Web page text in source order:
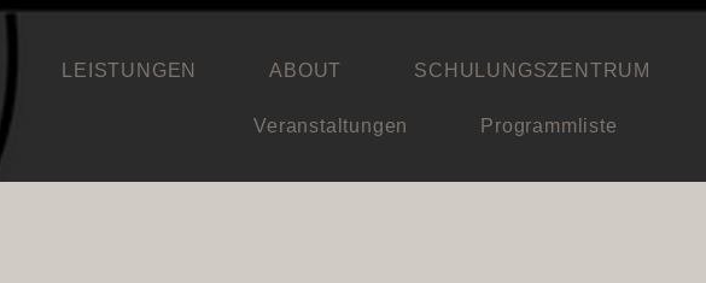
LEISTUNGEN ABOUT SCHULUNGSZENTRUM
Veranstaltungen Programmliste